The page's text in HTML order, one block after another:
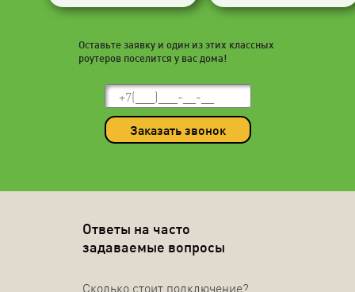
Оставьте заявку и один из этих классных
роутеров поселится у вас дома!
Заказать звонок
Ответы на часто
задаваемые вопросы
Сколько стоит подключение?